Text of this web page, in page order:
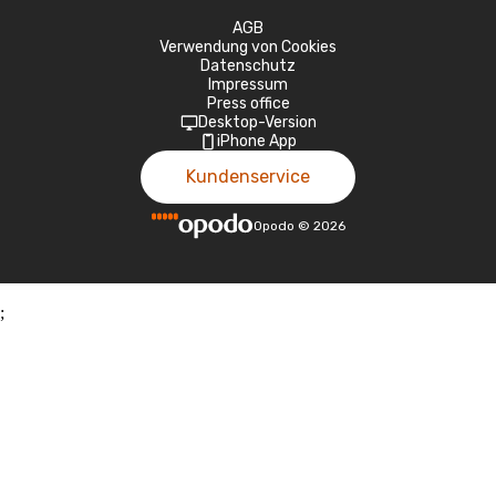
AGB
Verwendung von Cookies
Datenschutz
Impressum
Press office
Desktop-Version
iPhone App
Kundenservice
Opodo © 2026
;